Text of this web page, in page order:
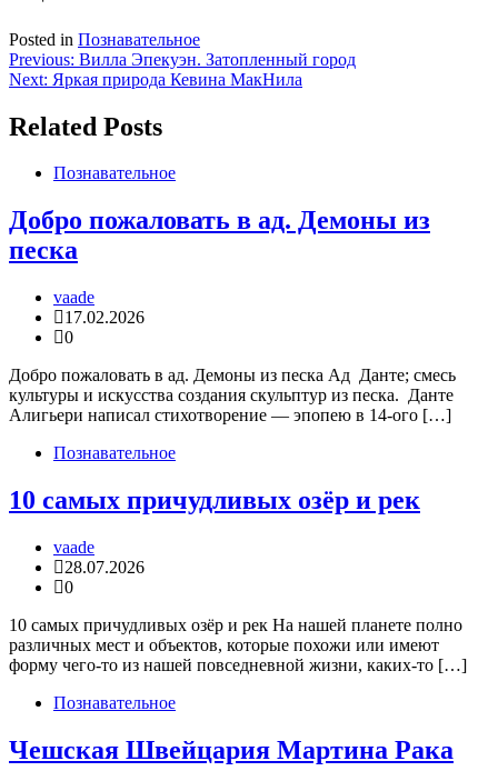
Posted in Познавательное
Навигация
по
записям
Previous: Вилла Эпекуэн. Затопленный город
Next: Яркая природа Кевина МакНила
Related Posts
Познавательное
Добро пожаловать в ад. Демоны из
песка
vaade
17.02.2026
0
Добро пожаловать в ад. Демоны из песка Ад Данте; смесь
культуры и искусства создания скульптур из песка. Данте
Алигьери написал стихотворение — эпопею в 14-ого […]
Познавательное
10 самых причудливых озёр и рек
vaade
28.07.2026
0
10 самых причудливых озёр и рек На нашей планете полно
различных мест и объектов, которые похожи или имеют
форму чего-то из нашей повседневной жизни, каких-то […]
Познавательное
Чешская Швейцария Мартина Рака